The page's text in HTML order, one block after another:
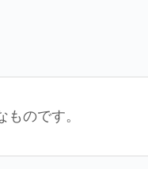
ものです。